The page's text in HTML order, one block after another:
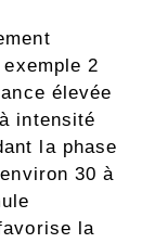
2
élevée
intensité
la phase
30 à
la